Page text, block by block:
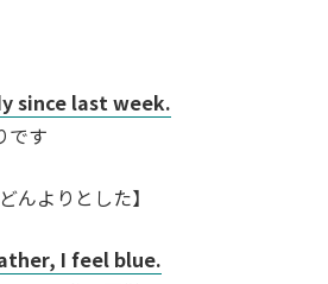
since last week.
です
んよりとした】
I feel blue.